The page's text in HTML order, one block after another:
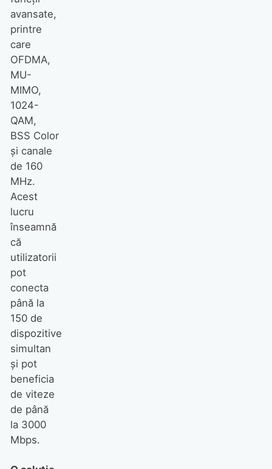
avansate,
printre
care
OFDMA,
MU-
MIMO,
1024-
QAM,
BSS Color
și canale
de 160
MHz.
Acest
lucru
înseamnă
că
utilizatorii
pot
conecta
până la
150 de
dispozitive
simultan
și pot
beneficia
de viteze
de până
la 3000
Mbps.